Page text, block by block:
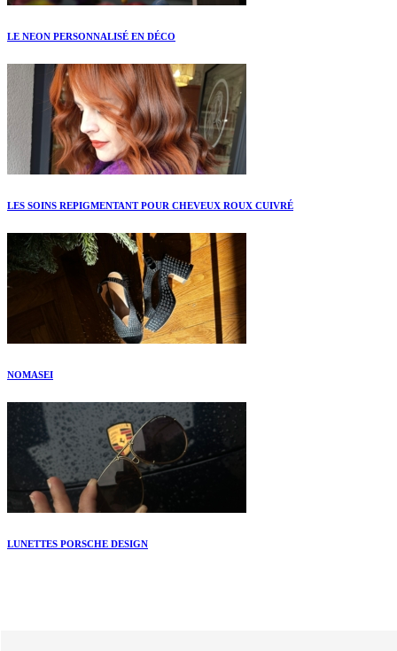
LE NEON PERSONNALISÉ EN DÉCO
LES SOINS REPIGMENTANT POUR CHEVEUX ROUX CUIVRÉ
NOMASEI
LUNETTES PORSCHE DESIGN